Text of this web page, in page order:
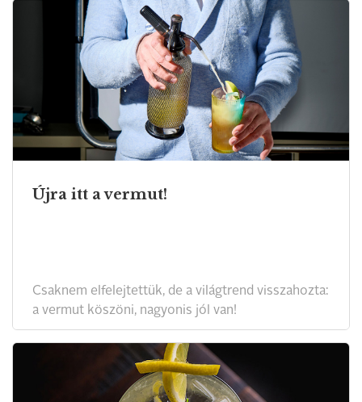
Újra itt a vermut!
Csaknem elfelejtettük, de a világtrend visszahozta:
a vermut köszöni, nagyonis jól van!